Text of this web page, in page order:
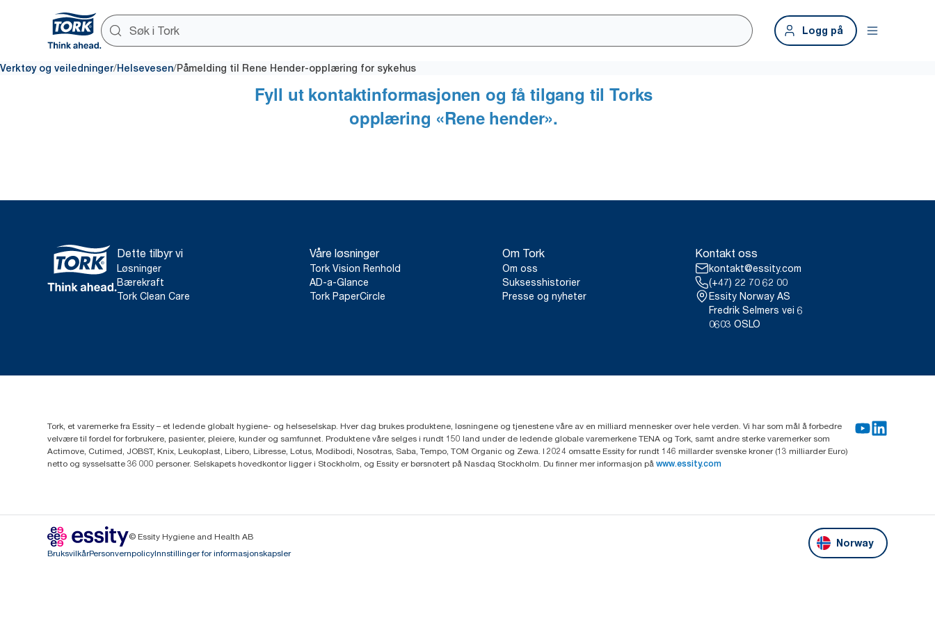
Logg på
Verktøy og veiledninger/Helsevesen/Påmelding til Rene Hender-opplæring for sykehus
Dette tilbyr vi
Løsninger
Bærekraft
Tork Clean Care
Våre løsninger
Tork Vision Renhold
AD-a-Glance
Tork PaperCircle
Om Tork
Om oss
Suksesshistorier
Presse og nyheter
Kontakt oss
kontakt@essity.com
(+47) 22 70 62 00
Essity Norway AS
Fredrik Selmers vei 6
0603 OSLO
Tork, et varemerke fra Essity – et ledende globalt hygiene- og helseselskap. Hver dag brukes produktene, løsningene og tjenestene våre av en milliard mennesker over hele verden. Vi har som mål å forbedre
velvære til fordel for forbrukere, pasienter, pleiere, kunder og samfunnet. Produktene våre selges i rundt 150 land under de ledende globale varemerkene TENA og Tork, samt andre sterke varemerker som
Actimove, Cutimed, JOBST, Knix, Leukoplast, Libero, Libresse, Lotus, Modibodi, Nosotras, Saba, Tempo, TOM Organic og Zewa. I 2024 omsatte Essity for rundt 146 millarder svenske kroner (13 milliarder Euro)
netto og sysselsatte 36 000 personer. Selskapets hovedkontor ligger i Stockholm, og Essity er børsnotert på Nasdaq Stockholm. Du finner mer informasjon på www.essity.com
© Essity Hygiene and Health AB
BruksvilkårPersonvernpolicyInnstillinger for informasjonskapsler
Norway